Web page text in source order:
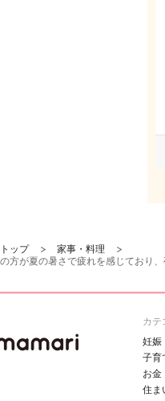
ップ
家事・料理
方が夏の暑さで疲れを感じており
カテ
妊娠
子育
お金
住ま